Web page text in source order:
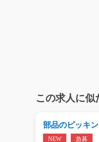
この求人に似
部品のピッキ
NEW 急募